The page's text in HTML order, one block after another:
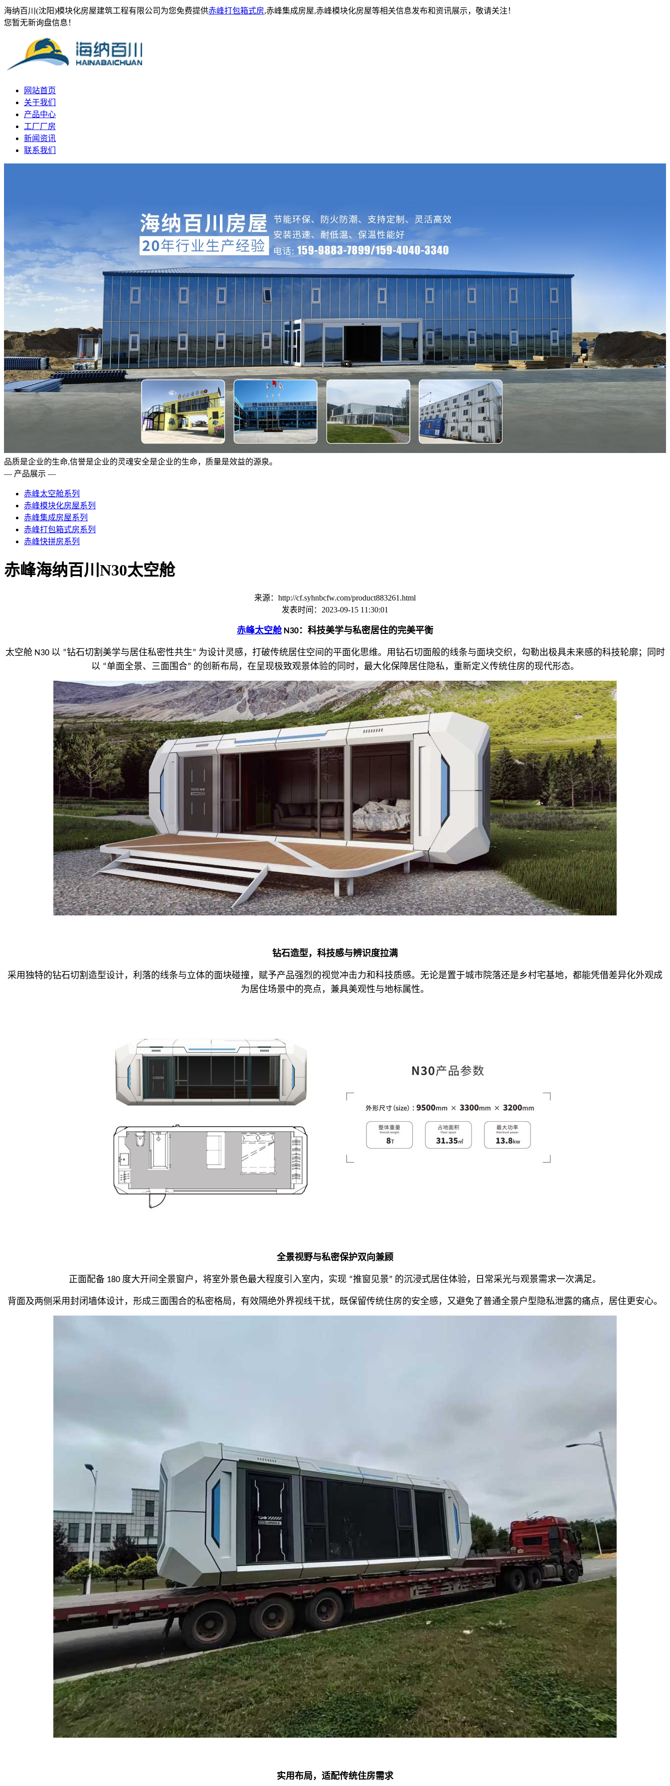
海纳百川(沈阳)模块化房屋建筑工程有限公司为您免费提供赤峰打包箱式房,赤峰集成房屋,赤峰模块化房屋等相关信息发布和资讯展示，敬请关注！
您暂无新询盘信息！
网站首页
关于我们
产品中心
工厂厂房
新闻资讯
联系我们
品质是企业的生命,信誉是企业的灵魂安全是企业的生命，质量是效益的源泉。
— 产品展示 —
赤峰太空舱系列
赤峰模块化房屋系列
赤峰集成房屋系列
赤峰打包箱式房系列
赤峰快拼房系列
赤峰海纳百川N30太空舱
来源：http://cf.syhnbcfw.com/product883261.html
发表时间：2023-09-15 11:30:01
赤峰太空舱N30：科技美学与私密居住的完美平衡
太空舱N30 以 “钻石切割美学与居住私密性共生” 为设计灵感，打破传统居住空间的平面化思维。用钻石切面般的线条与面块交织，勾勒出极具未来感的科技轮廓；同时
以 “单面全景、三面围合” 的创新布局，在呈现极致观景体验的同时，最大化保障居住隐私，重新定义传统住房的现代形态。
钻石造型，科技感与辨识度拉满
采用独特的钻石切割造型设计，利落的线条与立体的面块碰撞，赋予产品强烈的视觉冲击力和科技质感。无论是置于城市院落还是乡村宅基地，都能凭借差异化外观成
为居住场景中的亮点，兼具美观性与地标属性。
全景视野与私密保护双向兼顾
正面配备 180 度大开间全景窗户，将室外景色最大程度引入室内，实现 “推窗见景” 的沉浸式居住体验，日常采光与观景需求一次满足。
背面及两侧采用封闭墙体设计，形成三面围合的私密格局，有效隔绝外界视线干扰，既保留传统住房的安全感，又避免了普通全景户型隐私泄露的痛点，居住更安心。
实用布局，适配传统住房需求